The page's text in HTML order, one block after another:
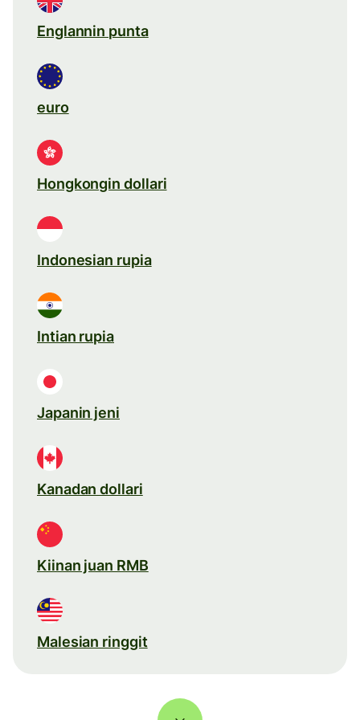
Englannin punta
euro
Hongkongin dollari
Indonesian rupia
Intian rupia
Japanin jeni
Kanadan dollari
Kiinan juan RMB
Malesian ringgit